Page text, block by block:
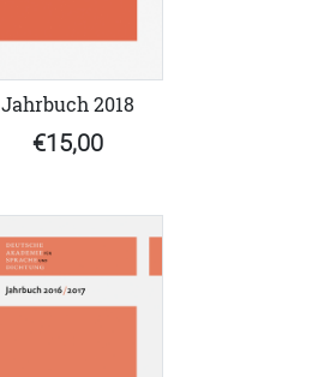
Jahrbuch 2018
€15,00